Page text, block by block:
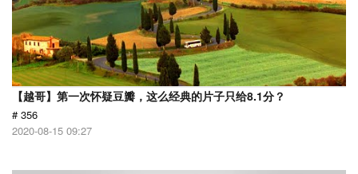
【越哥】第一次怀疑豆瓣，这么经典的片子只给8.1分？
# 356
2020-08-15 09:27